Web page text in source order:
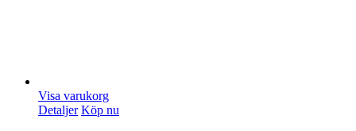
Visa varukorg
Detaljer Köp nu